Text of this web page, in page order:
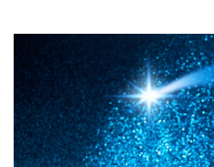
CERRAR